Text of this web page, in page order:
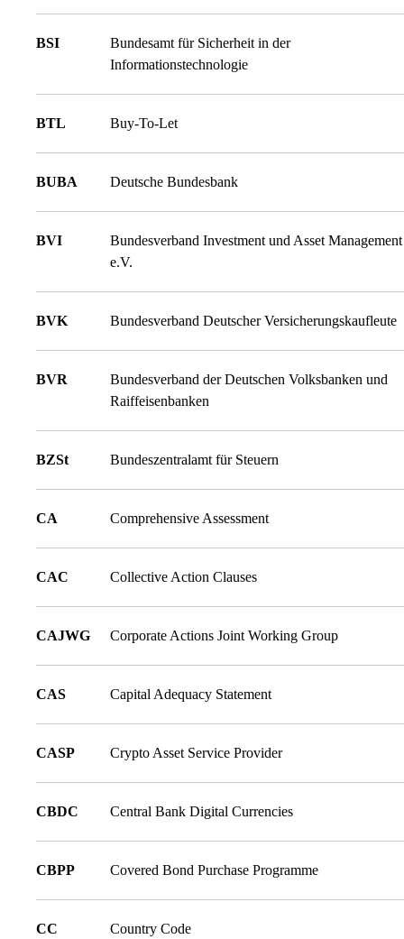
BSI
Bundesamt für Sicherheit in der
Informationstechnologie
BTL Buy-To-Let
BUBA Deutsche Bundesbank
BVI
Bundesverband Investment und Asset Management
e.V.
BVK Bundesverband Deutscher Versicherungskaufleute
BVR
Bundesverband der Deutschen Volksbanken und
Raiffeisenbanken
BZSt Bundeszentralamt für Steuern
CA Comprehensive Assessment
CAC Collective Action Clauses
CAJWG Corporate Actions Joint Working Group
CAS Capital Adequacy Statement
CASP Crypto Asset Service Provider
CBDC Central Bank Digital Currencies
CBPP Covered Bond Purchase Programme
CC Country Code